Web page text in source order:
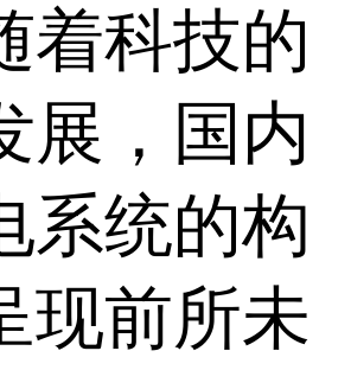
科技的
展，国内
系统的构
现前所未